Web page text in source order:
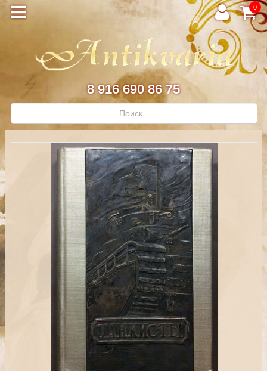
0
8 916 690 86 75